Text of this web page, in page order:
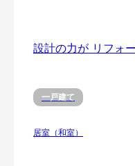
設計の力が リフォ
一戸建て
居室（和室）